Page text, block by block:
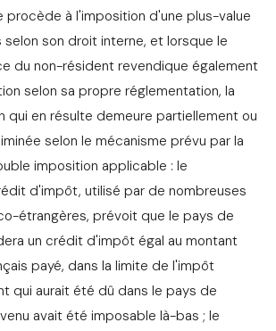
procède à l'imposition d'une plus-value
son droit interne, et lorsque le
du non-résident revendique également
selon sa propre réglementation, la
qui en résulte demeure partiellement ou
selon le mécanisme prévu par la
imposition applicable : le
d'impôt, utilisé par de nombreuses
étrangères, prévoit que le pays de
un crédit d'impôt égal au montant
payé, dans la limite de l'impôt
qui aurait été dû dans le pays de
avait été imposable là-bas ; le